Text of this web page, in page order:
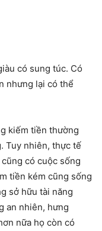
có sung túc. Có
nhưng lại có thể
kiếm tiền thường
Tuy nhiên, thực tế
có cuộc sống
tiền kém cũng sống
sở hữu tài năng
an nhiên, hưng
nữa họ còn có